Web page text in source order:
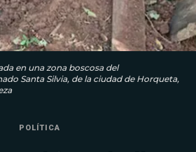
en una zona boscosa del
Santa Silvia, de la ciudad de Horqueta,
POLÍTICA